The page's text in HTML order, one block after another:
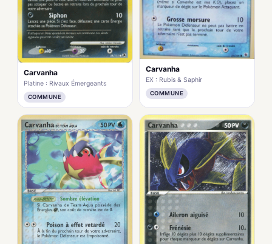
Carvanha
Platine : Rivaux Émergeants
COMMUNE
Carvanha
EX : Rubis & Saphir
COMMUNE